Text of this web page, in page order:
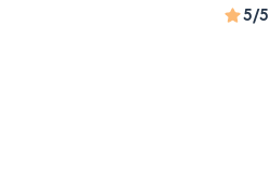
5/5